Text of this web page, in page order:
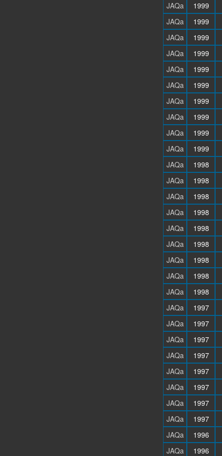
JAQa
1999
JAQa
1999
JAQa
1999
JAQa
1999
JAQa
1999
JAQa
1999
JAQa
1999
JAQa
1999
JAQa
1999
JAQa
1999
JAQa
1998
JAQa
1998
JAQa
1998
JAQa
1998
JAQa
1998
JAQa
1998
JAQa
1998
JAQa
1998
JAQa
1998
JAQa
1997
JAQa
1997
JAQa
1997
JAQa
1997
JAQa
1997
JAQa
1997
JAQa
1997
JAQa
1997
JAQa
1996
JAQa
1996